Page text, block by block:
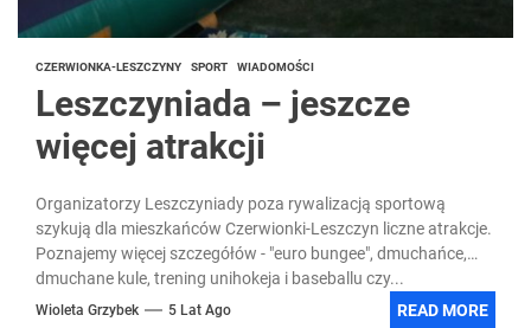
CZERWIONKA-LESZCZYNY SPORT WIADOMOŚCI
Leszczyniada – jeszcze
więcej atrakcji
Organizatorzy Leszczyniady poza rywalizacją sportową
szykują dla mieszkańców Czerwionki-Leszczyn liczne atrakcje.
Poznajemy więcej szczegółów - "euro bungee", dmuchańce,
dmuchane kule, trening unihokeja i baseballu czy...
Wioleta Grzybek 5 Lat Ago READ MORE